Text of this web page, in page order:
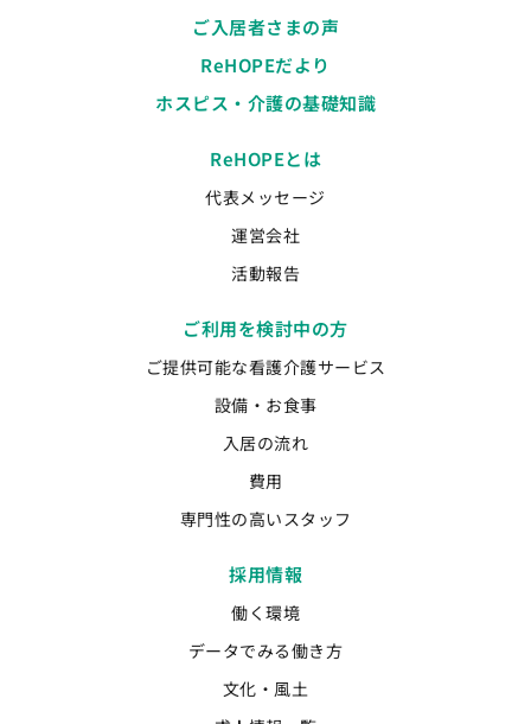
ご入居者さまの声
ReHOPEだより
ホスピス・介護の基礎知識
ReHOPEとは
代表メッセージ
運営会社
活動報告
ご利用を検討中の方
ご提供可能な看護介護サービス
設備・お食事
入居の流れ
費用
専門性の高いスタッフ
採用情報
働く環境
データでみる働き方
文化・風土